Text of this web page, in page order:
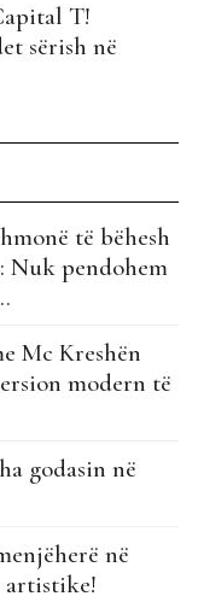
T!
sërish në
të bëhesh
Nuk pendohem
Mc Kreshën
modern të
godasin në
në
artistike!